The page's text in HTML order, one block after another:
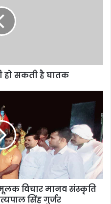
हो सकती है घातक
विचार मानव संस्कृति
सिंह गुर्जर